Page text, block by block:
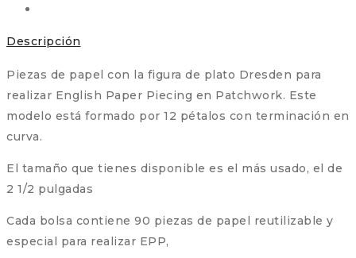
cantidad
Descripción
Piezas de papel con la figura de plato Dresden para
realizar English Paper Piecing en Patchwork. Este
modelo está formado por 12 pétalos con terminación en
curva.
El tamaño que tienes disponible es el más usado, el de
2 1/2 pulgadas
Cada bolsa contiene 90 piezas de papel reutilizable y
especial para realizar EPP,